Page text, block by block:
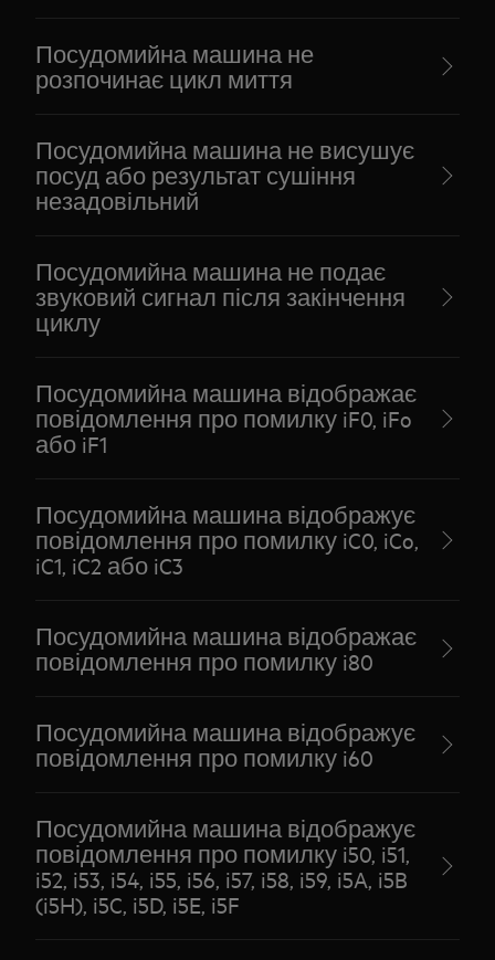
Посудомийна машина не
розпочинає цикл миття
Посудомийна машина не висушує
посуд або результат сушіння
незадовільний
Посудомийна машина не подає
звуковий сигнал після закінчення
циклу
Посудомийна машина відображає
повідомлення про помилку iF0, iFo
або iF1
Посудомийна машина відображує
повідомлення про помилку iC0, iCo,
iC1, iC2 або iC3
Посудомийна машина відображає
повідомлення про помилку i80
Посудомийна машина відображує
повідомлення про помилку i60
Посудомийна машина відображує
повідомлення про помилку i50, i51,
i52, i53, i54, i55, i56, i57, i58, i59, i5A, i5B
(i5H), i5C, i5D, i5E, i5F